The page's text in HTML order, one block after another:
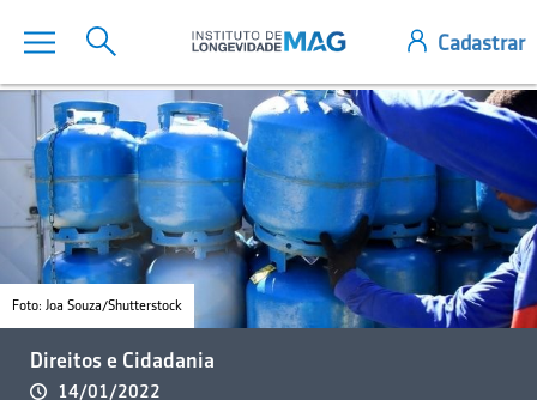
Foto: Joa Souza/Shutterstock
Direitos e Cidadania
14/01/2022